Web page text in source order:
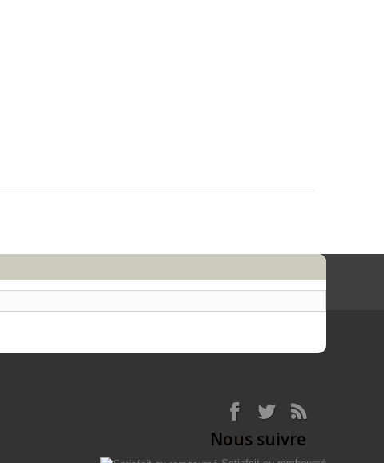
Nous suivre